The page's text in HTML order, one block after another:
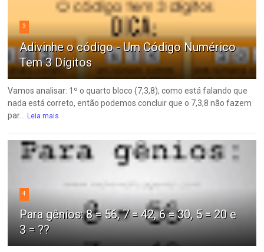
3
Adivinhe o código - Um Código Numérico
Tem 3 Dígitos
Vamos analisar: 1º o quarto bloco (7,3,8), como está falando que
nada está correto, então podemos concluir que o 7,3,8 não fazem
par...
Leia mais
4
Para gênios: 8 = 56, 7 = 42, 6 = 30, 5 = 20 e
3 = ??